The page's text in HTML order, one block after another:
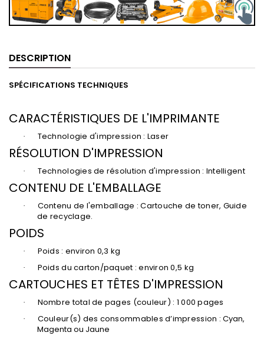
DESCRIPTION
SPÉCIFICATIONS TECHNIQUES
CARACTÉRISTIQUES DE L'IMPRIMANTE
· Technologie d'impression : Laser
RÉSOLUTION D'IMPRESSION
· Technologies de résolution d'impression : Intelligent
CONTENU DE L'EMBALLAGE
·
Contenu de l'emballage : Cartouche de toner, Guide
de recyclage.
POIDS
· Poids : environ 0,3 kg
· Poids du carton/paquet : environ 0,5 kg
CARTOUCHES ET TÊTES D'IMPRESSION
· Nombre total de pages (couleur) : 1 000 pages
· Couleur(s) des consommables d’impression :Cyan,
Magenta ou Jaune